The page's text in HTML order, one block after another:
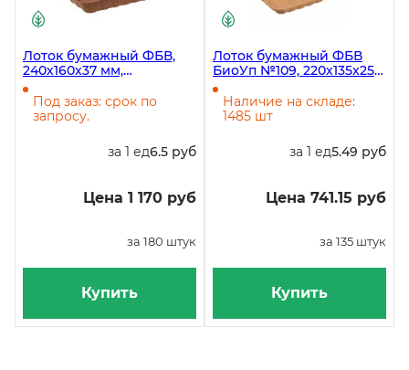
Лоток бумажный ФБВ,
240х160х37 мм,
влагопрочный,
коричневый, в упаковке
180 штук
Под заказ: срок по
запросу.
за 1 ед6.5 руб
Цена 1 170 руб
за 180 штук
Купить
Лоток бумажный ФБВ
БиоУп №109, 220х135х25
мм, влагопрочный,
коричневый, 135 штук
Наличие на складе:
1485 шт
за 1 ед5.49 руб
Цена 741.15 руб
за 135 штук
Купить